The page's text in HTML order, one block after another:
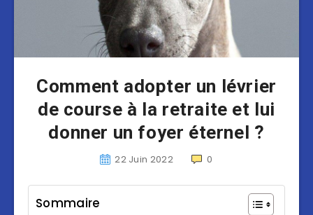
Comment adopter un lévrier
de course à la retraite et lui
donner un foyer éternel ?
22 Juin 2022 0
Sommaire